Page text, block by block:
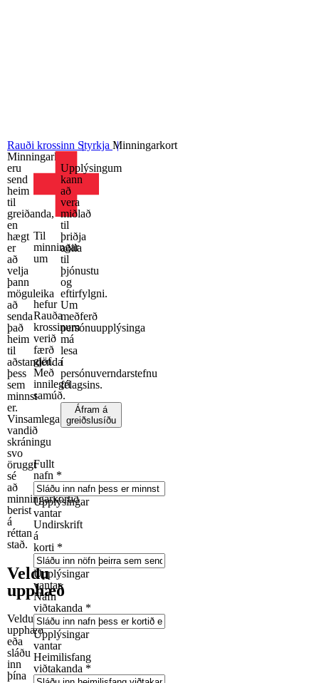
Rauði krossinn Styrkja Minningarkort
Minningarkort
eru
send
heim
til
greiðanda,
en
hægt
er
að
velja
þann
möguleika
að
senda
það
heim
til
aðstandenda
þess
sem
minnst
er.
Vinsamlega
vandið
skráningu
svo
öruggt
sé
að
minningarkortið
berist
á
réttan
stað.
Veldu
upphæð
Veldu
upphæð
eða
sláðu
inn
þína
Til
minningar
um
hefur
Rauða
krossinum
verið
færð
gjöf.
Með
innilegri
samúð.
Fullt
nafn *
Upplýsingar
vantar
Undirskrift
á
korti *
Upplýsingar
vantar
Nafn
viðtakanda *
Upplýsingar
vantar
Heimilisfang
viðtakanda *
Upplýsingum
kann
að
vera
miðlað
til
þriðja
aðila
til
þjónustu
og
eftirfylgni.
Um
meðferð
persónuupplýsinga
má
lesa
í
persónuverndarstefnu
félagsins.
Áfram á
greiðslusíðu